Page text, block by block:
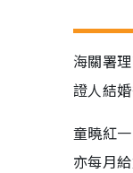
海關署
證人結
童曉紅
亦每月